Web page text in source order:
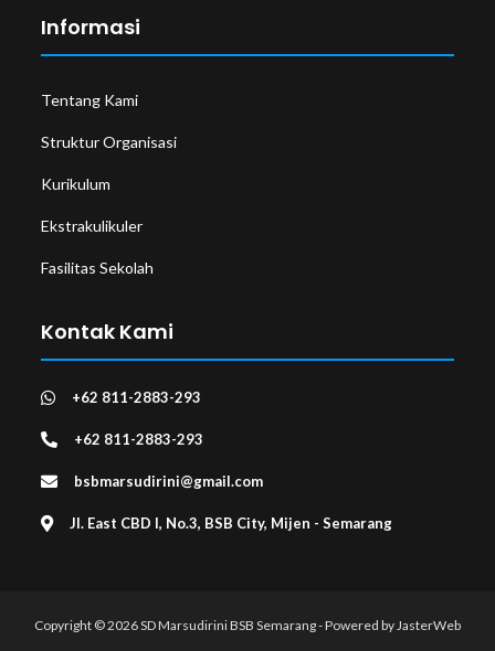
Informasi
Tentang Kami
Struktur Organisasi
Kurikulum
Ekstrakulikuler
Fasilitas Sekolah
Kontak Kami
+62 811-2883-293
+62 811-2883-293
bsbmarsudirini@gmail.com
Jl. East CBD I, No.3, BSB City, Mijen - Semarang
Copyright © 2026 SD Marsudirini BSB Semarang - Powered byJasterWeb